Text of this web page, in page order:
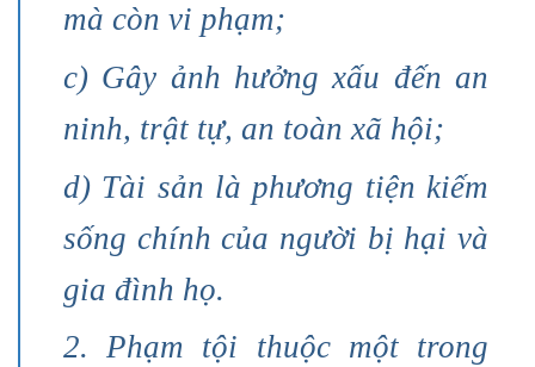
mà còn vi phạm;
c) Gây ảnh hưởng xấu đến an
ninh, trật tự, an toàn xã hội;
d) Tài sản là phương tiện kiếm
sống chính của người bị hại và
gia đình họ.
2. Phạm tội thuộc một trong